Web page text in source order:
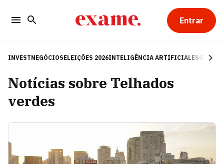
Entrar
INVESTNEGÓCIOSELEIÇÕES 2026INTELIGÊNCIA ARTIFICIALESG
Notícias sobre Telhados
verdes